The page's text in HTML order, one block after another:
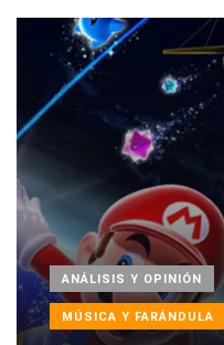
ANÁLISIS Y OPINIÓN
MÚSICA Y FARÁNDULA